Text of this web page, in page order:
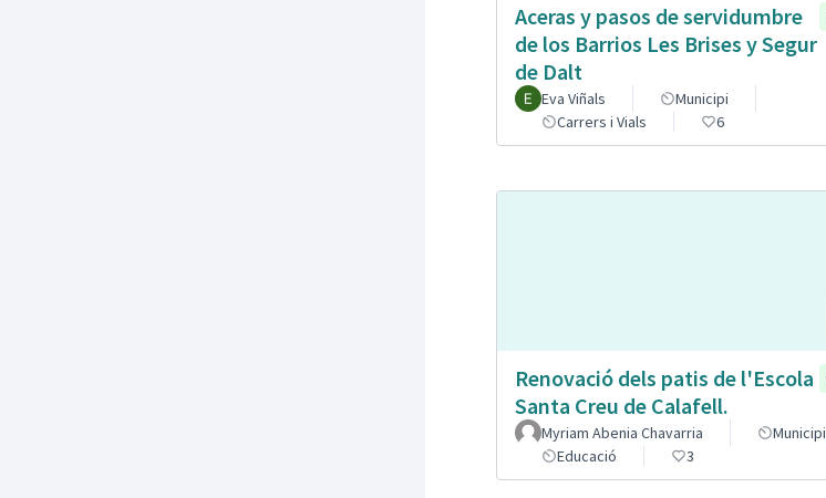
Aceras y pasos de servidumbre
de los Barrios Les Brises y Segur
de Dalt
Eva Viñals
Municipi
Carrers i Vials
6
Renovació dels patis de l'Escola
Santa Creu de Calafell.
Myriam Abenia Chavarria
Municipi
Educació
3